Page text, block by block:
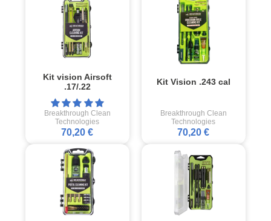
Kit vision Airsoft
.17/.22
Breakthrough Clean
Technologies
70,20 €
Kit Vision .243 cal
Breakthrough Clean
Technologies
70,20 €